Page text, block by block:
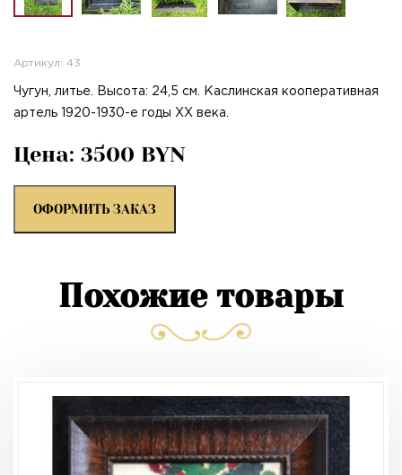
Артикул: 43
Чугун, литье. Высота: 24,5 см. Каслинская кооперативная
артель 1920-1930-е годы XX века.
Цена: 3500 BYN
ОФОРМИТЬ ЗАКАЗ
Похожие товары